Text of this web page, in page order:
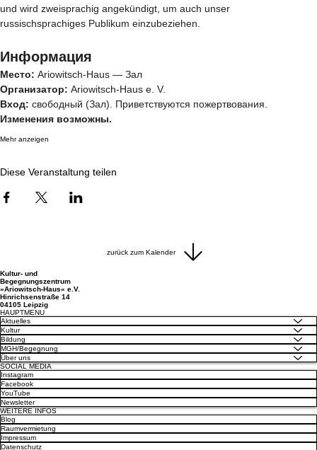
und wird zweisprachig angekündigt, um auch unser
russischsprachiges Publikum einzubeziehen.
Информация
Место: Ariowitsch‑Haus — Зал
Организатор: Ariowitsch‑Haus e. V.
Вход: свободный (Зал). Приветствуются пожертвования.
Изменения возможны.
Mehr anzeigen
Diese Veranstaltung teilen
zurück zum Kalender
Kultur- und
Begegnungszentrum
»Ariowitsch-Haus« e.V.
Hinrichsenstraße 14
04105 Leipzig
HAUPTMENU
Aktuelles
Kultur
Bildung
MGH/Begegnung
Über uns
SOCIAL MEDIA
Instagram
Facebook
YouTube
Newsletter
WEITERE INFOS
Blog
Raumvermietung
Impressum
Datenschutz